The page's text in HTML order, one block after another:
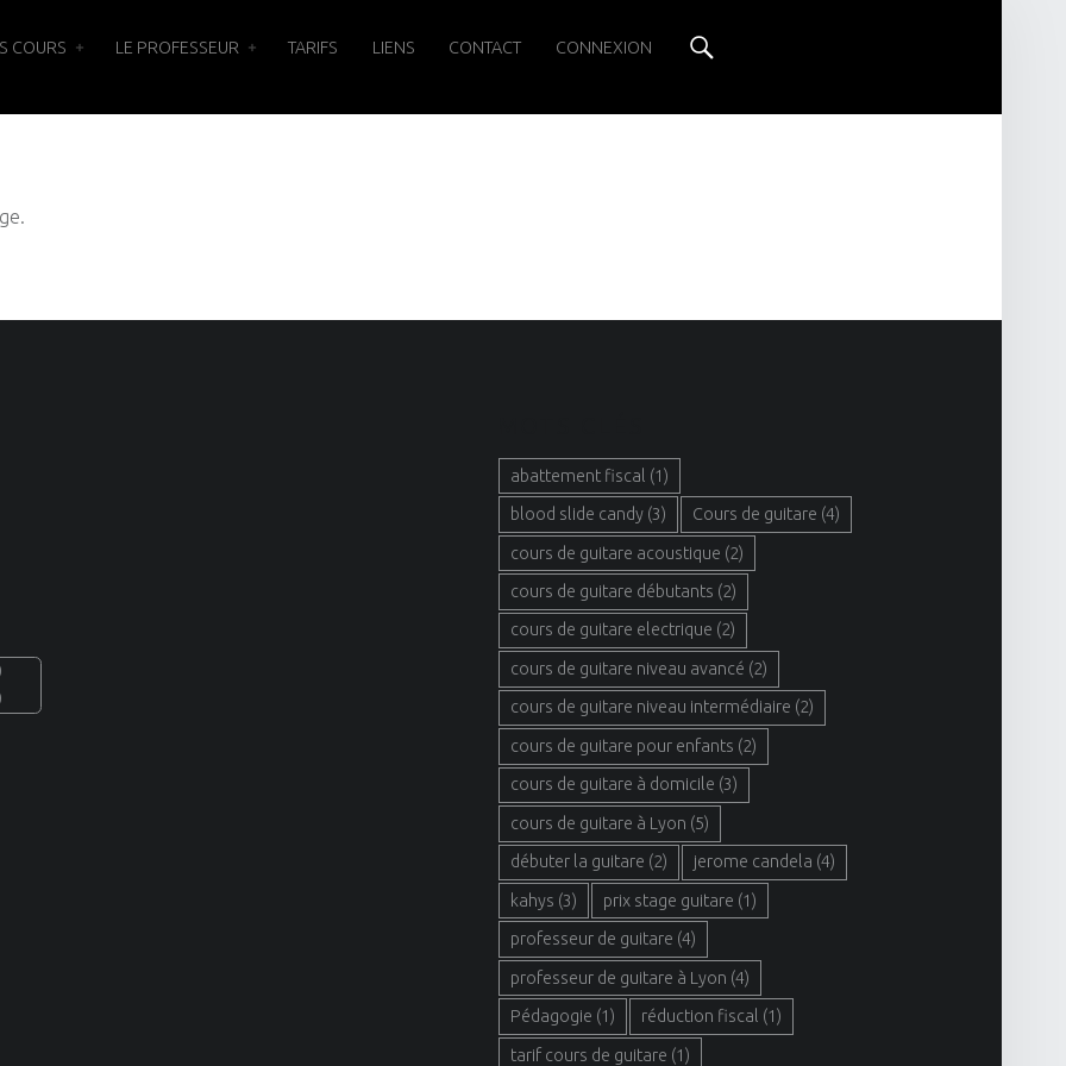
COURS LE PROFESSEUR TARIFS LIENS CONTACT CONNEXION
abattement fiscal (1)
blood slide candy (3) Cours de guitare (4)
cours de guitare acoustique (2)
cours de guitare débutants (2)
cours de guitare electrique (2)
cours de guitare niveau avancé (2)
cours de guitare niveau intermédiaire (2)
cours de guitare pour enfants (2)
cours de guitare à domicile (3)
cours de guitare à Lyon (5)
débuter la guitare (2) jerome candela (4)
kahys (3) prix stage guitare (1)
professeur de guitare (4)
professeur de guitare à Lyon (4)
Pédagogie (1) réduction fiscal (1)
tarif cours de guitare (1)